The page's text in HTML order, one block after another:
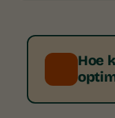
Hoe